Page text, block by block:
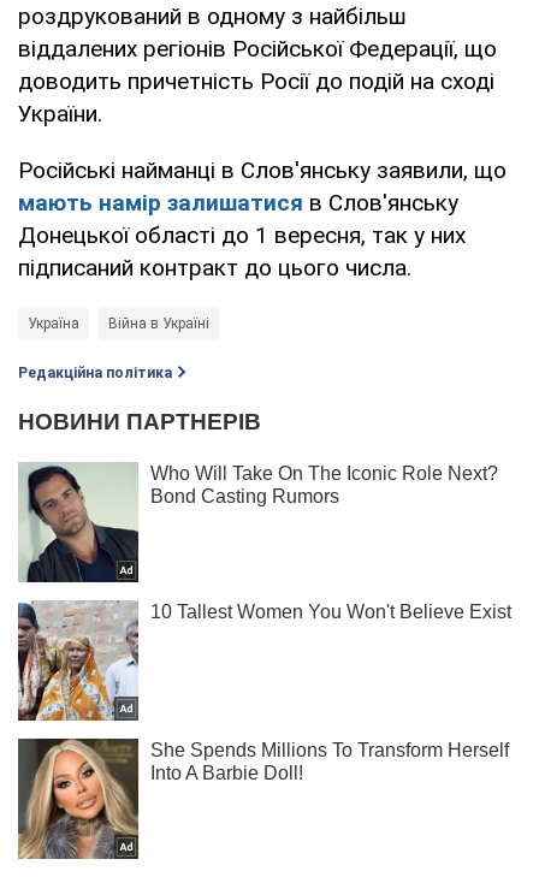
роздрукований в одному з найбільш
віддалених регіонів Російської Федерації, що
доводить причетність Росії до подій на сході
України.
Російські найманці в Слов'янську заявили, що
мають намір залишатися в Слов'янську
Донецької області до 1 вересня, так у них
підписаний контракт до цього числа.
Україна Війна в Україні
Редакційна політика